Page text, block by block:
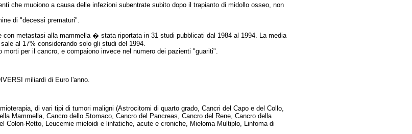
che muoiono a causa delle infezioni subentrate subito dopo il trapianto di midollo osseo, non
di "decessi prematuri".
metastasi alla mammella � stata riportata in 31 studi pubblicati dal 1984 al 1994. La media
al 17% considerando solo gli studi del 1994.
per il cancro, e compaiono invece nel numero dei pazienti "guariti".
miliardi di Euro l'anno.
di vari tipi di tumori maligni (Astrocitomi di quarto grado, Cancri del Capo e del Collo,
Mammella, Cancro dello Stomaco, Cancro del Pancreas, Cancro del Rene, Cancro della
Colon-Retto, Leucemie mieloidi e linfatiche, acute e croniche, Mieloma Multiplo, Linfoma di